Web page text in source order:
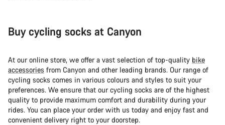
Buy cycling socks at Canyon
At our online store, we offer a vast selection of top-quality bike
accessories from Canyon and other leading brands. Our range of
cycling socks comes in various colours and styles to suit your
preferences. We ensure that our cycling socks are of the highest
quality to provide maximum comfort and durability during your
rides. You can place your order with us today and enjoy fast and
convenient delivery right to your doorstep.